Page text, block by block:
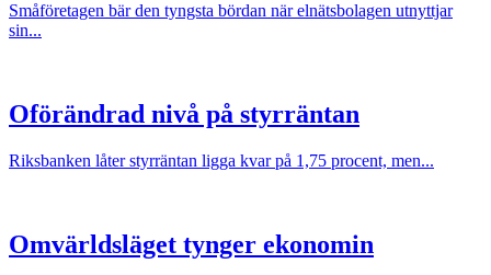
Småföretagen bär den tyngsta bördan när elnätsbolagen utnyttjar
sin...
Oförändrad nivå på styrräntan
Riksbanken låter styrräntan ligga kvar på 1,75 procent, men...
Omvärldsläget tynger ekonomin